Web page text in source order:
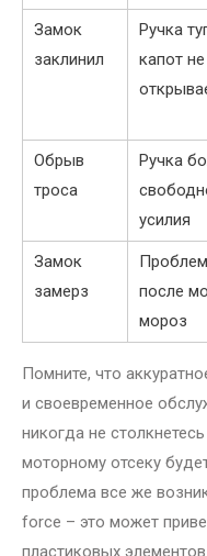
Замок
заклинил
Ручка
капот не
Обрыв
троса
Ручка
усилия
Замок
замерз
после
мороз
Помните, что
и своевременное
никогда не
моторному отсеку
проблема все же
force – это может